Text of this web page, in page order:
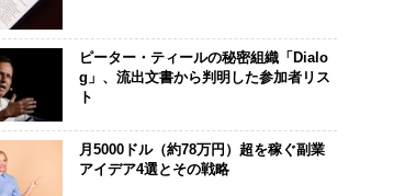
ピーター・ティールの秘密組織「Dialo
g」、流出文書から判明した参加者リス
ト
月5000ドル（約78万円）超を稼ぐ副業
アイデア4選とその戦略